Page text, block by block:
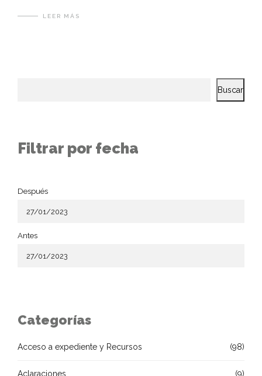
LEER MÁS
Buscar
Filtrar por fecha
Después
Antes
Categorías
Acceso a expediente y Recursos (98)
Aclaraciones (9)